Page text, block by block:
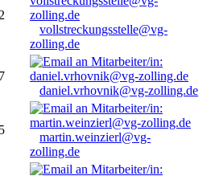
vollstreckungsstelle@vg-
zolling.de
daniel.vrhovnik@vg-zolling.de
martin.weinzierl@vg-
zolling.de